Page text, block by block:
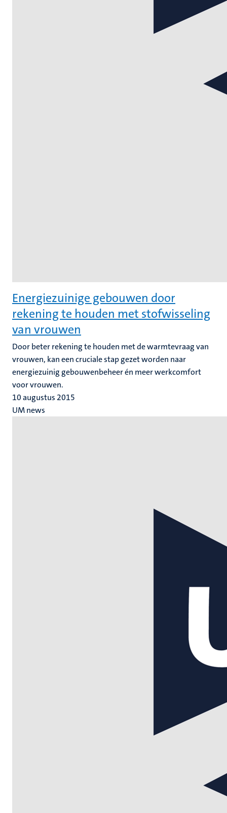
Energiezuinige gebouwen door
rekening te houden met stofwisseling
van vrouwen
Door beter rekening te houden met de warmtevraag van
vrouwen, kan een cruciale stap gezet worden naar
energiezuinig gebouwenbeheer én meer werkcomfort
voor vrouwen.
10 augustus 2015
UM news